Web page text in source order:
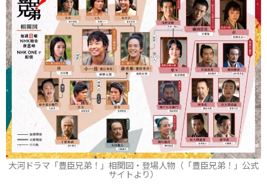
大河ドラマ「豊臣兄弟！」相関図・登場人物（「豊臣兄弟！」公式
サイトより）